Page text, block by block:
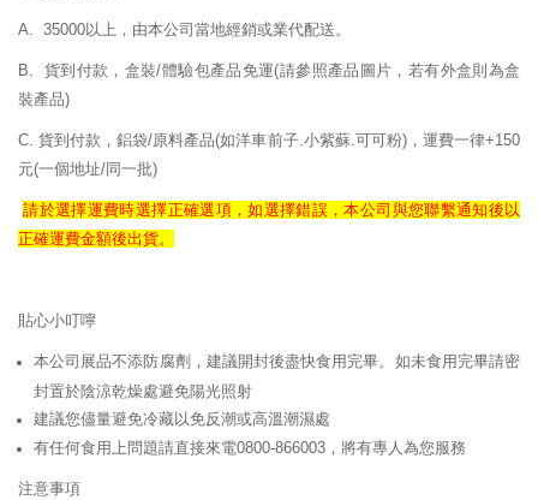
A. 35000以上，由本公司當地經銷或業代配送。
B. 貨到付款，盒裝/體驗包產品免運(請參照產品圖片，若有外盒則為盒
裝產品)
C. 貨到付款，鋁袋/原料產品(如洋車前子.小紫蘇.可可粉)，運費一律+150
元(一個地址/同一批)
請於選擇運費時選擇正確選項，如選擇錯誤，本公司與您聯繫通知後以
正確運費金額後出貨。
貼心小叮嚀
本公司展品不添防腐劑，建議開封後盡快食用完畢。如未食用完畢請密
封置於陰涼乾燥處避免陽光照射
建議您儘量避免冷藏以免反潮或高溫潮濕處
有任何食用上問題請直接來電0800-866003，將有專人為您服務
注意事項